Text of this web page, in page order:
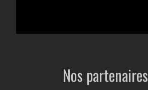
Nos partenaires